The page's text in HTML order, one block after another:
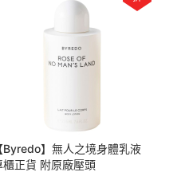
Byredo】無人之境身體乳液
專櫃正貨 附原廠壓頭